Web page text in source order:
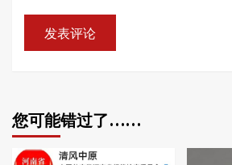
您可能错过了……